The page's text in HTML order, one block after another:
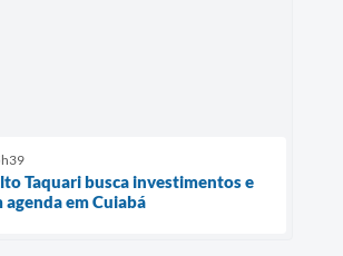
Taquari busca investimentos e
agenda em Cuiabá